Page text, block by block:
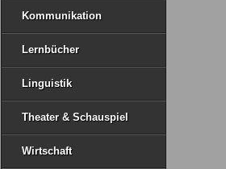
Kommunikation
Lernbücher
Linguistik
Theater & Schauspiel
Wirtschaft